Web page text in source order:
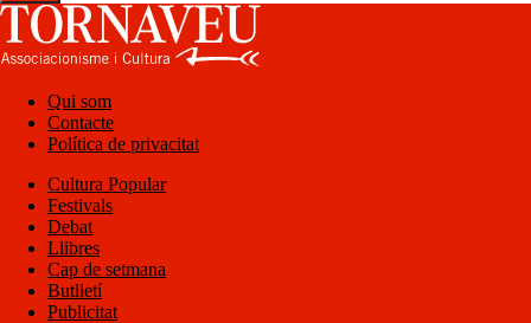
Qui som
Contacte
Política de privacitat
Cultura Popular
Festivals
Debat
Llibres
Cap de setmana
Butlletí
Publicitat